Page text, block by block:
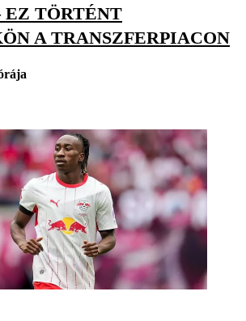
TÖRTÉNT
A TRANSZFERPIACON